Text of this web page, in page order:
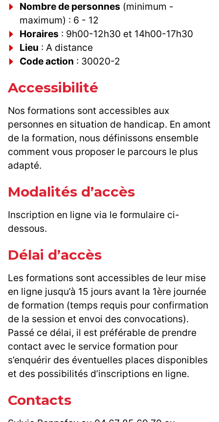
Nombre de personnes (minimum -
maximum) : 6 - 12
Horaires : 9h00-12h30 et 14h00-17h30
Lieu : A distance
Code action : 30020-2
Accessibilité
Nos formations sont accessibles aux
personnes en situation de handicap. En amont
de la formation, nous définissons ensemble
comment vous proposer le parcours le plus
adapté.
Modalités d’accès
Inscription en ligne via le formulaire ci-
dessous.
Délai d’accès
Les formations sont accessibles de leur mise
en ligne jusqu’à 15 jours avant la 1ère journée
de formation (temps requis pour confirmation
de la session et envoi des convocations).
Passé ce délai, il est préférable de prendre
contact avec le service formation pour
s’enquérir des éventuelles places disponibles
et des possibilités d’inscriptions en ligne.
Contacts